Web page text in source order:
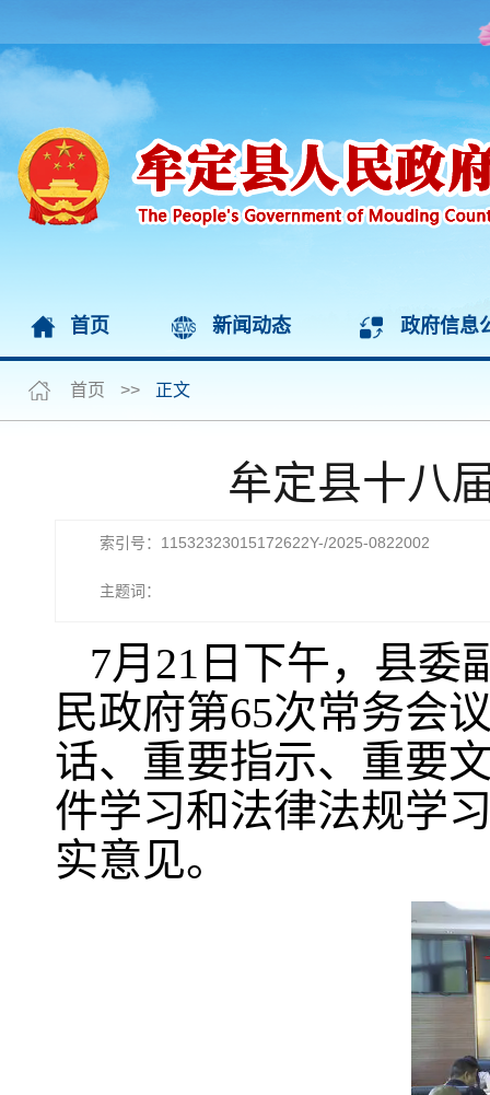
首页 新闻动态 政府信息
首页 >> 正文
牟定县十八
索引号：11532323015172622Y-/2025-0822002
主题词：
7月21日下午，县委
民政府第65次常务会
话、重要指示、重要
件学习和法律法规学
实意见。